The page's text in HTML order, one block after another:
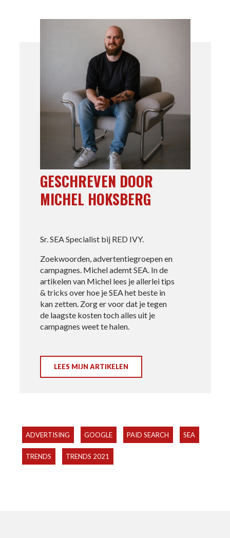
GESCHREVEN DOOR
MICHEL HOKSBERG
Sr. SEA Specialist bij RED IVY.
Zoekwoorden, advertentiegroepen en
campagnes. Michel ademt SEA. In de
artikelen van Michel lees je allerlei tips
& tricks over hoe je SEA het beste in
kan zetten. Zorg er voor dat je tegen
de laagste kosten toch alles uit je
campagnes weet te halen.
LEES MIJN ARTIKELEN
ADVERTISING GOOGLE PAID SEARCH SEA
TRENDS TRENDS 2021